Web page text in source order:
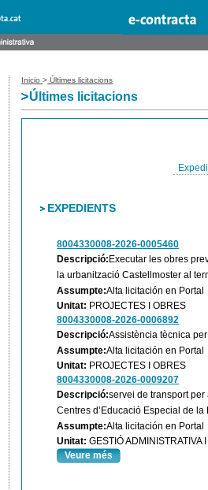
Inicio> Últimes licitacions
Últimes licitacions
EXPEDIENTS
8004330008-2026-0005460
Descripció:Executar les obres
la urbanització Castellmoster al
Assumpte:Alta licitación en Portal
Unitat: PROJECTES I OBRES
8004330008-2026-0006892
Descripció:Assistència tècnica
Assumpte:Alta licitación en Portal
Unitat: PROJECTES I OBRES
8004330008-2026-0009207
Descripció:servei de transport
Centres d’Educació Especial de
Assumpte:Alta licitación en Portal
Unitat:GESTIÓ ADMINISTRATIVA
Veure més